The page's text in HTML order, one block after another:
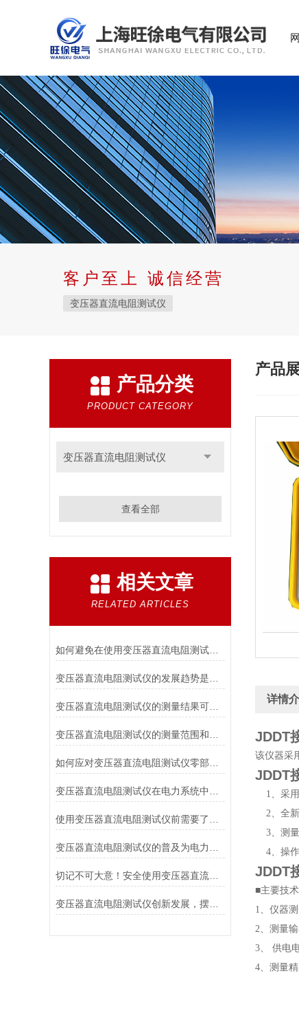
客户至上 诚信经营
变压器直流电阻测试仪
产品分类
PRODUCT CATEGORY
变压器直流电阻测试仪
查看全部
相关文章
RELATED ARTICLES
如何避免在使用变压器直流电阻测试仪时对被测变压器造成损伤？
变压器直流电阻测试仪的测量结果可靠性如何？
切记不可大意！安全使用变压器直流电阻测试仪
变压器直流电阻测试仪创新发展，摆脱传统
产品
详情
JDDT
该仪器采
JDDT
1、采用
2、全新
3、测量
4、操作
JDDT
■主要技
1、仪器
2、测量
3、 供电
4、测量